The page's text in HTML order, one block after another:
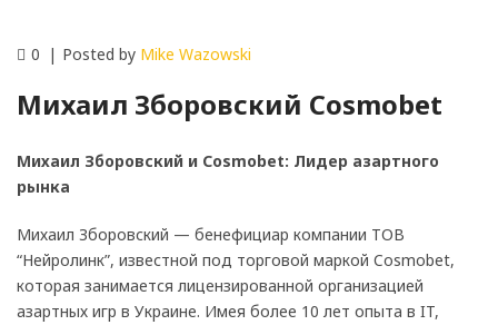
0 Posted by Mike Wazowski
Михаил Зборовский Cosmobet
Михаил Зборовский и Cosmobet: Лидер азартного
рынка
Михаил Зборовский — бенефициар компании ТОВ
“Нейролинк”, известной под торговой маркой Cosmobet,
которая занимается лицензированной организацией
азартных игр в Украине. Имея более 10 лет опыта в IT,